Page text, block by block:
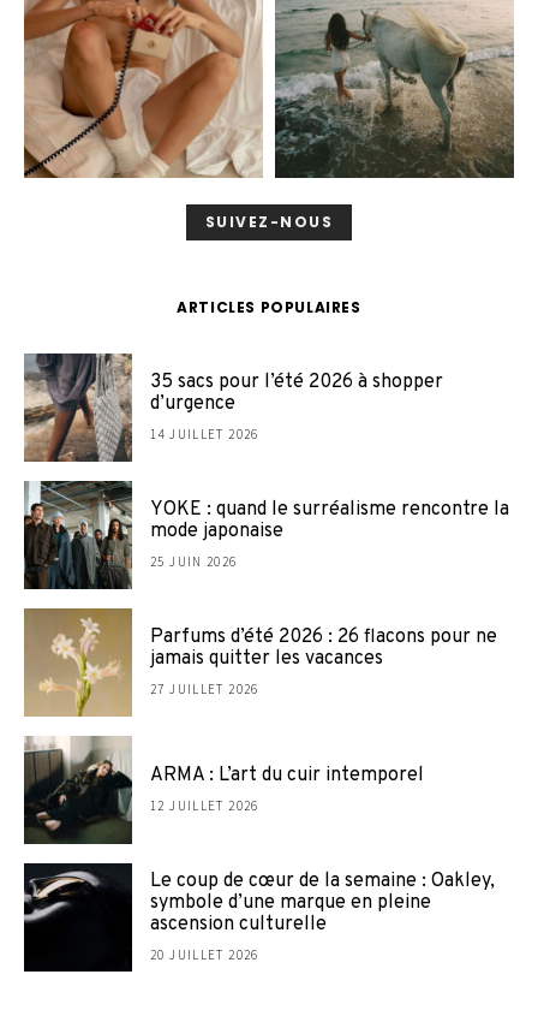
SUIVEZ-NOUS
ARTICLES POPULAIRES
35 sacs pour l’été 2026 à shopper
d’urgence
14 JUILLET 2026
YOKE : quand le surréalisme rencontre la
mode japonaise
25 JUIN 2026
Parfums d’été 2026 : 26 flacons pour ne
jamais quitter les vacances
27 JUILLET 2026
ARMA : L’art du cuir intemporel
12 JUILLET 2026
Le coup de cœur de la semaine : Oakley,
symbole d’une marque en pleine
ascension culturelle
20 JUILLET 2026